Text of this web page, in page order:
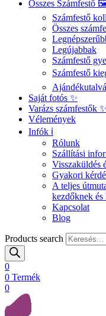
Összes Számfestő
Számfestő
Összes
Legújabbak
Számfestő
Számfestő
Saját fotós ✨
Varázs számfestők ✨
Vélemények
Infók ℹ️
Rólunk
Szállítási
Visszaküldés
Gyakori
A teljes
kezdőknek és
Kapcsolat
Blog
Products search
0
0 Termék
0